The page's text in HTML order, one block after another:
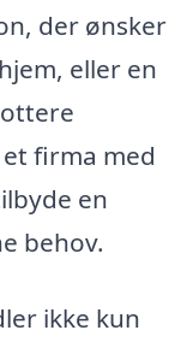
der ønsker
eller en
firma med
en
behov.
ikke kun